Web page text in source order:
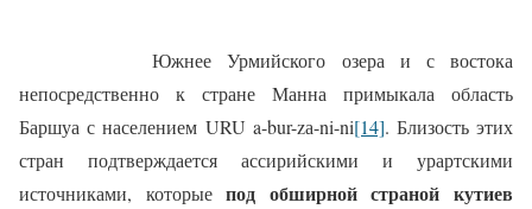
Южнее Урмийского озера и с востока
непосредственно к стране Манна примыкала область
Баршуа с населением URU a-bur-zа-ni-ni[14]. Близость этих
стран подтверждается ассирийскими и урартскими
источниками, которыепод обширной страной кутиев